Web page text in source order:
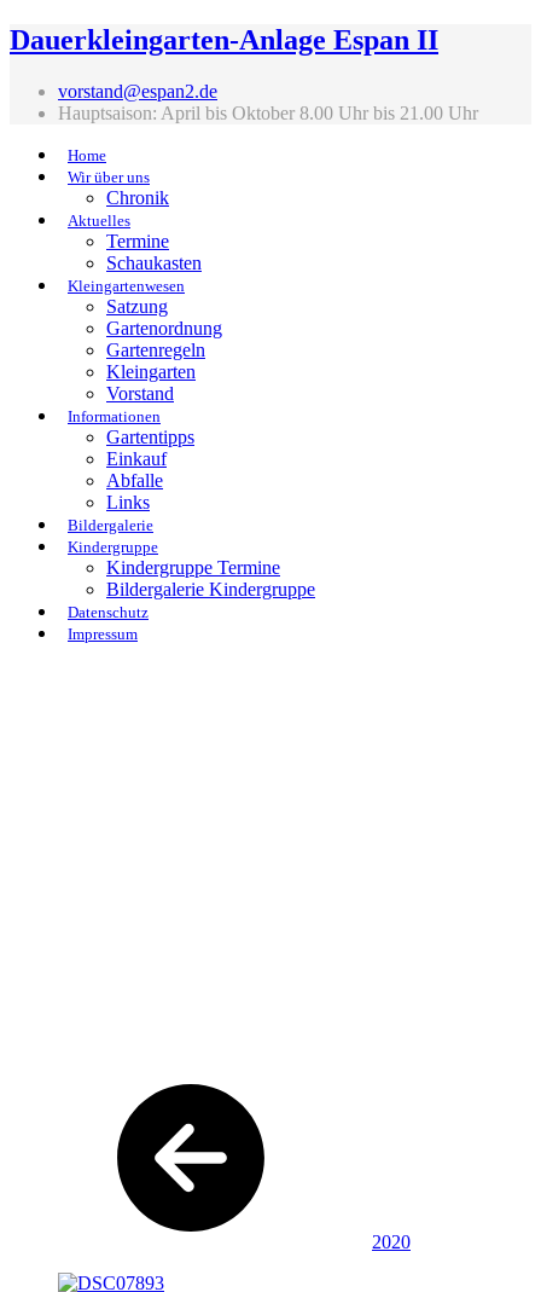
Dauerkleingarten-Anlage Espan II
vorstand@espan2.de
Hauptsaison: April bis Oktober 8.00 Uhr bis 21.00 Uhr
Home
Wir über uns
Chronik
Aktuelles
Termine
Schaukasten
Kleingartenwesen
Satzung
Gartenordnung
Gartenregeln
Kleingarten
Vorstand
Informationen
Gartentipps
Einkauf
Abfalle
Links
Bildergalerie
Kindergruppe
Kindergruppe Termine
Bildergalerie Kindergruppe
Datenschutz
Impressum
2020